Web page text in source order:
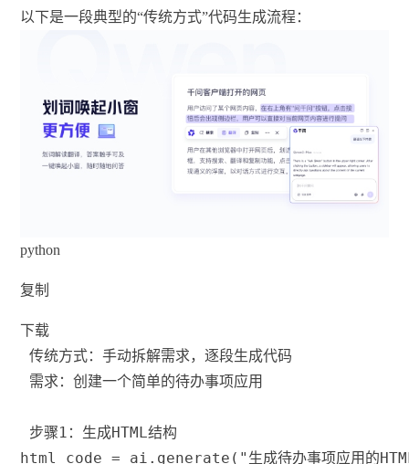
以下是一段典型的“传统方式”代码生成流程：
python
复制
下载
传统方式：手动拆解需求，逐段生成代码
需求：创建一个简单的待办事项应用
步骤1：生成HTML结构
html_code = ai . generate ( "生成待办事项应用的